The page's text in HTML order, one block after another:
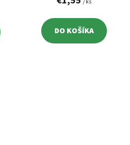
DO KOŠÍKA